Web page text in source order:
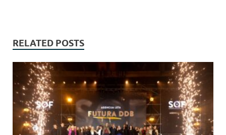
RELATED POSTS